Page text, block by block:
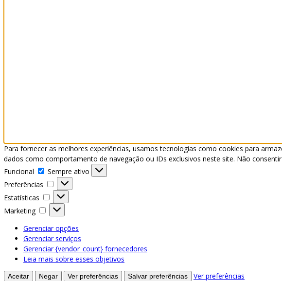
Para fornecer as melhores experiências, usamos tecnologias como cookies para
dados como comportamento de navegação ou IDs exclusivos neste site. Não
Funcional
Funcional
Sempre ativo
Preferências
Preferências
Estatísticas
Estatísticas
Marketing
Marketing
Gerenciar opções
Gerenciar serviços
Gerenciar {vendor_count} fornecedores
Leia mais sobre esses objetivos
Aceitar Negar Ver preferências Salvar preferências
Ver preferências